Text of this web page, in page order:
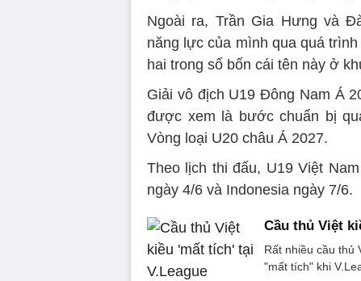
Ngoài ra, Trần Gia Hưng và
năng lực của mình qua quá
hai trong số bốn cái tên này ở
Giải vô địch U19 Đông Nam Á
được xem là bước chuẩn bị
Vòng loại U20 châu Á 2027.
Theo lịch thi đấu, U19 Việt
ngày 4/6 và Indonesia ngày 7/6.
Cầu thủ Việt
Rất nhiều cầu thủ
"mất tích" khi